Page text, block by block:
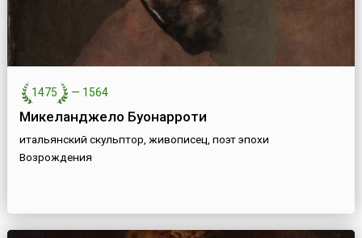
1475 — 1564
Микеланджело Буонарроти
итальянский скульптор, живописец, поэт эпохи
Возрождения